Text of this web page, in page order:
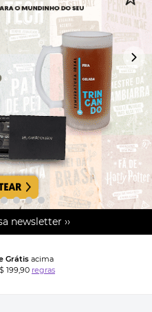
newsletter ››
Grátis acima
199,90 regras